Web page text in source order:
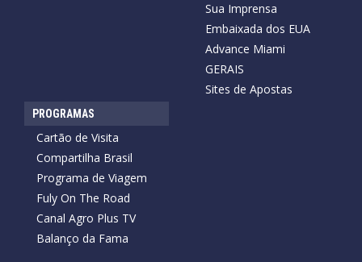
Sua Imprensa
Embaixada dos EUA
Advance Miami
GERAIS
Sites de Apostas
PROGRAMAS
Cartão de Visita
Compartilha Brasil
Programa de Viagem
Fuly On The Road
Canal Agro Plus TV
Balanço da Fama